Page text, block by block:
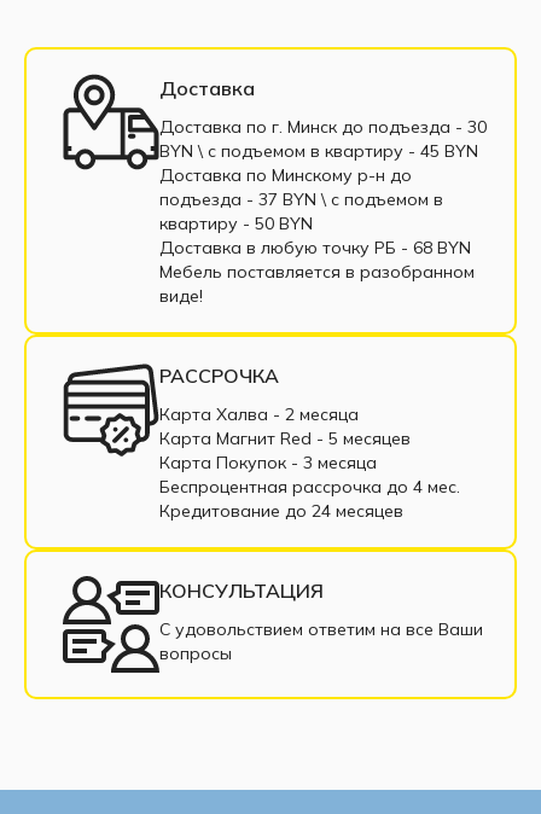
Кровати 200х200
Полуторные кровати
Кровати с мягким изголовьем
Кровати из экокожи
Кровать из массива
Кровати с выдвижными ящиками
Кровати с пружинным блоком
Кровати из ДСП
Кровати из ЛДСП
Кровати с подъемным механизмом
Железные кровати
Кровати в классическом стиле
Кровать в рассрочку
Интерьерная кровать
Доставка
Доставка по г. Минск до подъезда - 30
BYN \ c подъемом в квартиру - 45 BYN
Доставка по Минскому р-н до
подъезда - 37 BYN \ c подъемом в
квартиру - 50 BYN
Доставка в любую точку РБ - 68 BYN
Мебель поставляется в разобранном
виде!
РАССРОЧКА
Карта Халва - 2 месяца
Карта Магнит Red - 5 месяцев
Карта Покупок - 3 месяца
Беспроцентная рассрочка до 4 мес.
Кредитование до 24 месяцев
КОНСУЛЬТАЦИЯ
С удовольствием ответим на все Ваши
вопросы